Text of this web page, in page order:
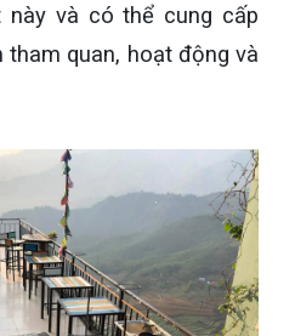
này và có thể cung cấp
quan, hoạt động và